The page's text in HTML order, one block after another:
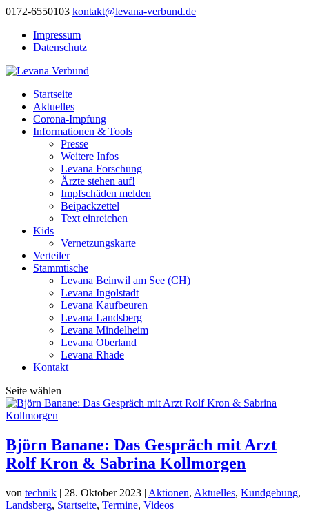
0172-6550103 kontakt@levana-verbund.de
Impressum
Datenschutz
Startseite
Aktuelles
Corona-Impfung
Informationen & Tools
Presse
Weitere Infos
Levana Forschung
Ärzte stehen auf!
Impfschäden melden
Beipackzettel
Text einreichen
Kids
Vernetzungskarte
Verteiler
Stammtische
Levana Beinwil am See (CH)
Levana Ingolstadt
Levana Kaufbeuren
Levana Landsberg
Levana Mindelheim
Levana Oberland
Levana Rhade
Kontakt
Seite wählen
Björn Banane: Das Gespräch mit Arzt
Rolf Kron & Sabrina Kollmorgen
von technik | 28. Oktober 2023 | Aktionen, Aktuelles, Kundgebung,
Landsberg, Startseite, Termine, Videos